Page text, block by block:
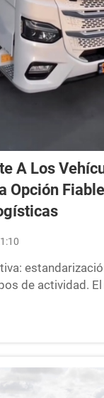
A Los
Opción
de actividad.
flota depende de
de
del estado
servicios y